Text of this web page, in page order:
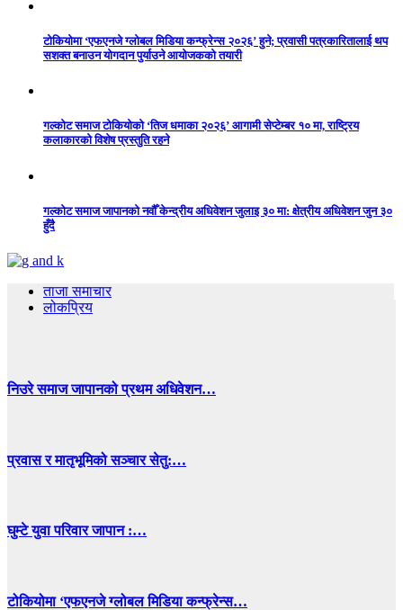
टोकियोमा ‘एफएनजे ग्लोबल मिडिया कन्फ्रेन्स २०२६’ हुने; प्रवासी पत्रकारितालाई थप
सशक्त बनाउन योगदान पुर्याउने आयोजकको तयारी
गल्कोट समाज टोकियोको ‘तिज धमाका २०२६’ आगामी सेप्टेम्बर १० मा, राष्ट्रिय
कलाकारको विशेष प्रस्तुति रहने
गल्कोट समाज जापानको नवौँ केन्द्रीय अधिवेशन जुलाइ ३० मा: क्षेत्रीय अधिवेशन जुन ३०
हुँदै
ताजा समाचार
लोकप्रिय
निउरे समाज जापानको प्रथम अधिवेशन…
प्रवास र मातृभूमिको सञ्चार सेतु:…
घुम्टे युवा परिवार जापान :…
टोकियोमा ‘एफएनजे ग्लोबल मिडिया कन्फ्रेन्स…